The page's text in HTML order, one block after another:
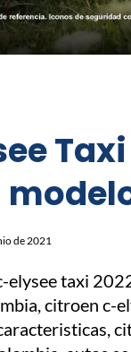
de 2021